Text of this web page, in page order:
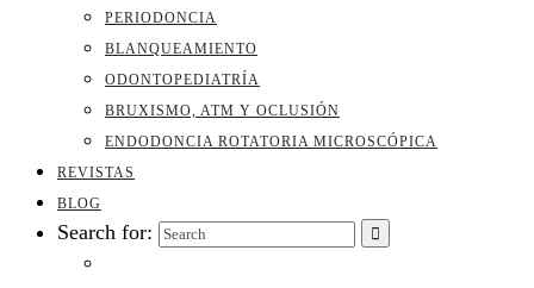
PERIODONCIA
BLANQUEAMIENTO
ODONTOPEDIATRÍA
BRUXISMO, ATM Y OCLUSIÓN
ENDODONCIA ROTATORIA MICROSCÓPICA
REVISTAS
BLOG
Search for: